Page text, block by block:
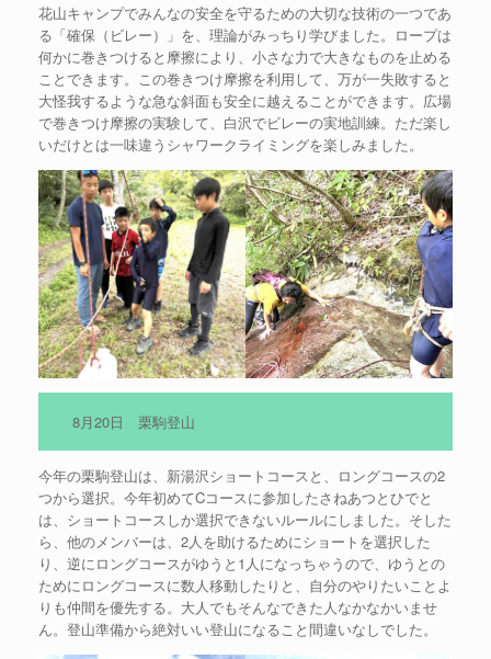
花山キャンプでみんなの安全を守るための大切な技術の一つであ
る「確保（ビレー）」を、理論がみっちり学びました。ロープは
何かに巻きつけると摩擦により、小さな力で大きなものを止める
ことできます。この巻きつけ摩擦を利用して、万が一失敗すると
大怪我するような急な斜面も安全に越えることができます。広場
で巻きつけ摩擦の実験して、白沢でビレーの実地訓練。ただ楽し
いだけとは一味違うシャワークライミングを楽しみました。
8月20日 栗駒登山
今年の栗駒登山は、新湯沢ショートコースと、ロングコースの2
つから選択。今年初めてCコースに参加したさねあつとひでと
は、ショートコースしか選択できないルールにしました。そした
ら、他のメンバーは、2人を助けるためにショートを選択した
り、逆にロングコースがゆうと1人になっちゃうので、ゆうとの
ためにロングコースに数人移動したりと、自分のやりたいことよ
りも仲間を優先する。大人でもそんなできた人なかなかいませ
ん。登山準備から絶対いい登山になること間違いなしでした。